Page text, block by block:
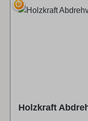
⏱
Holzkraft